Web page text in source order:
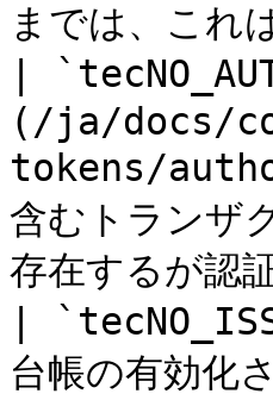
までは、これ
|
(/ja/docs/
tokens/
含むトランザ
存在するが認
|
台帳の有効化